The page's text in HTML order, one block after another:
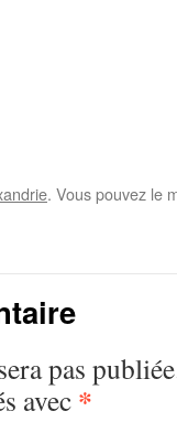
. Vous pouvez le
pas
avec *